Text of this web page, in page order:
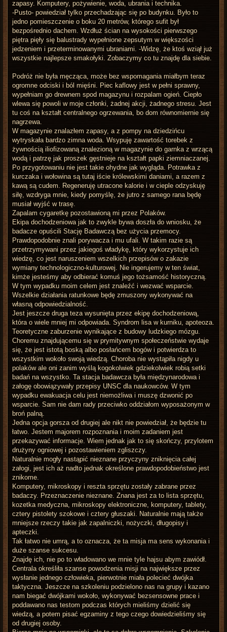
zapasy. Komputery, pożywienie, woda, ubrania i technika.
-Pusto- powiedział tylko przechadzając się po budynku. Było to
jedno pomieszczenie o boku 20 metrów, którego sufit był
bezpośrednio dachem. Wzdłuż ścian na wysokości pierwszego
piętra pięły się balustrady wypełnione zepsutym w większości
jedzeniem i przeterminowanymi ubraniami. -Widzę, że ktoś wziął już
wszystkie najlepsze smakołyki. Zobaczymy co tu znajdę dla siebie.
Podróż nie była męcząca, może bez wspomagania miałbym teraz
ogromne odciski i ból mięśni. Piec kaflowy jest w pełni sprawny,
wypełniam go drewnem spod magazynu i rozpalam ogień. Ciepło
wlewa się powoli w moje członki, żadnej akcji, żadnego stresu. Jest
tu coś na kształt centralnego ogrzewania, bo dom równomiernie się
nagrzewa.
W magazynie znalazłem zapasy, a z pompy na dziedzińcu
wytryskała bardzo zimna woda. Wsypuję zawartość torebek z
żywnością iliofizowaną znalezioną w magazynie do garnka z wrzącą
wodą i patrzę jak proszek gęstnieje na kształt papki ziemniaczanej.
Po przygotowaniu nie jest takie ohydne jak wygląda. Potrawka z
kurczaka i wołowina są tutaj iście królewskimi daniami, a razem z
kawą są cudem. Regeneruję utracone kalorie i w cieple odzyskuję
siłę, wzdryga mnie, kiedy pomyślę, że jutro z samego rana będę
musiał wyjść w trasę.
Zapalam cygaretkę pozostawioną mi przez Polaków.
Ekipa dochodzeniowa jak to zwykle bywa doszła do wniosku, że
badacze opuścili Stację Badawczą bez użycia przemocy.
Prawdopodobnie znali porywacza i mu ufali. W takim razie są
przetrzymywani przez jakiegoś władykę, który wykorzystuje ich
wiedzę, co jest naruszeniem wszelkich przepisów o zakazie
wymiany technologiczno-kulturowej. Nie ingerujemy w ten świat,
kimże jesteśmy aby odbierać komuś jego tożsamość historyczną.
W tym wypadku moim celem jest znaleźć i wezwać wsparcie.
Wszelkie działania ratunkowe będę zmuszony wykonywać na
własną odpowiedzialność.
Jest jeszcze druga teza wysunięta przez ekipę dochodzeniową,
która o wiele mniej mi odpowiada. Syndrom lisa w kurniku, apoteoza.
Teoretyczne zaburzenie wynikające z budowy ludzkiego mózgu.
Choremu znajdującemu się w prymitywnym społeczeństwie wydaje
się, że jest istotą boską albo posłańcem bogów i potwierdza to
wszystkim wokoło swoją wiedzą. Choroba nie wystąpiła nigdy u
polaków ale oni zanim wyślą kogokolwiek gdziekolwiek robią setki
badań na wszystko. Ta stacja badawcza była międzynarodowa i
załogę obowiązywały przepisy UNSC dla naukowców. W tym
wypadku ewakuacja celu jest niemożliwa i muszę dzwonić po
wsparcie. Sam nie dam rady przeciwko oddziałom wyposażonym w
broń palną.
Jedna opcja gorsza od drugiej ale nikt nie powiedział, że będzie tu
łatwo. Jestem majorem rozpoznania i moim zadaniem jest
przekazywać informacje. Wiem jednak jak to się skończy, przylotem
drużyny ogniowej i pozostawieniem zgliszczy.
Naturalnie mogły nastąpić nieznane przyczyny zniknięcia całej
załogi, jest ich aż nadto jednak określone prawdopodobieństwo jest
znikome.
Komputery, mikroskopy i reszta sprzętu zostały zabrane przez
badaczy. Przeznaczenie nieznane. Znana jest za to lista sprzętu,
kozetka medyczna, mikroskopy elektroniczne, komputery, tablety,
cztery pistolety szokowe i cztery głuszaki. Naturalnie mają także
mniejsze rzeczy takie jak zapalniczki, nożyczki, długopisy i
apteczki.
Tak łatwo nie umrą, a to oznacza, że ta misja ma sens wykonania i
duże szanse sukcesu.
Znajdę ich, nie po to władowano we mnie tyle hajsu abym zawiódł.
Centrala określiła szanse powodzenia misji na największe przez
wysłanie jednego człowieka, pierwotnie miała polecieć dwójka
taktyczna. Jeszcze na szkoleniu podzielono nas na grupy i kazano
nam biegać dwójkami wokoło, wykonywać bezsensowne prace i
poddawano nas testom podczas których mieliśmy dzielić się
wiedzą, a potem pisać egzaminy z tego czego dowiedzieliśmy się
od drugiej osoby.